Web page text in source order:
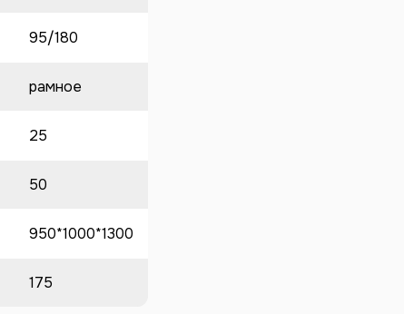
95/180
рамное
25
50
950*1000*1300
175